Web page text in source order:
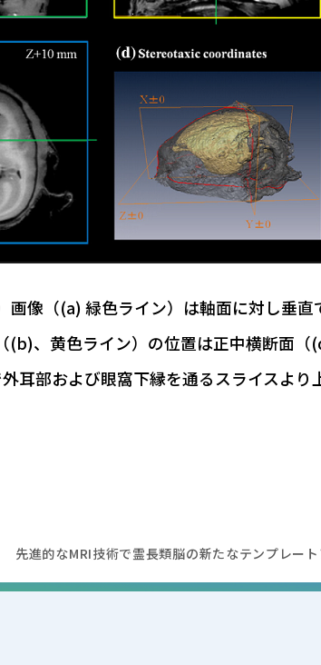
像（(a) 緑色ライン）は軸面に対し垂
、黄色ライン）の位置は正中横断面
部および眼窩下縁を通るスライスより
先進的なMRI技術で霊長類脳の新たなテンプレー